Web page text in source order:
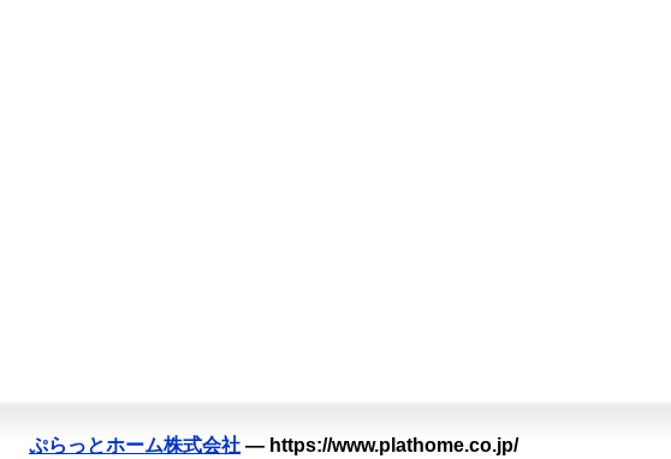
ぷらっとホーム株式会社 — https://www.plathome.co.jp/